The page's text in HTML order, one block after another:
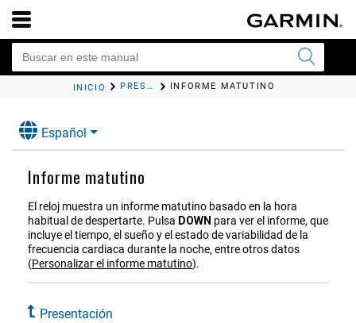
INICIO PRESENTACIÓN INFORME MATUTINO
Español
Informe matutino
El reloj muestra un informe matutino basado en la hora
habitual de despertarte. Pulsa DOWN para ver el informe, que
incluye el tiempo, el sueño y el estado de variabilidad de la
frecuencia cardiaca durante la noche, entre otros datos
(Personalizar el informe matutino).
Presentación